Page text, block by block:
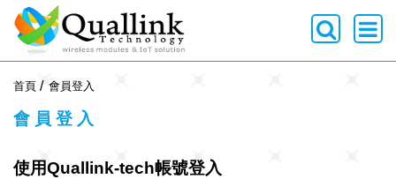
首頁 會員登入
會員登入
使用Quallink-tech帳號登入